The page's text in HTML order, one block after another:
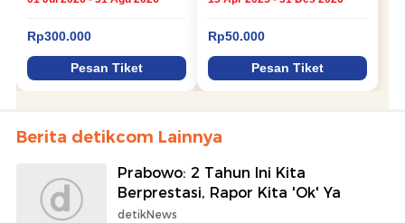
Berita detikcom Lainnya
Prabowo: 2 Tahun Ini Kita
Berprestasi, Rapor Kita 'Ok' Ya
detikNews